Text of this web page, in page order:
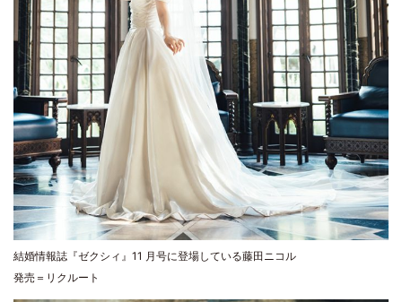
結婚情報誌『ゼクシィ』11 月号に登場している藤田ニコル
発売＝リクルート